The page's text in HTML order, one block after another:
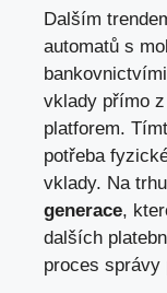
Dalším
automatů s
vklady přímo
platforem.
potřeba
vklady. Na
generace,
dalších
proces správy